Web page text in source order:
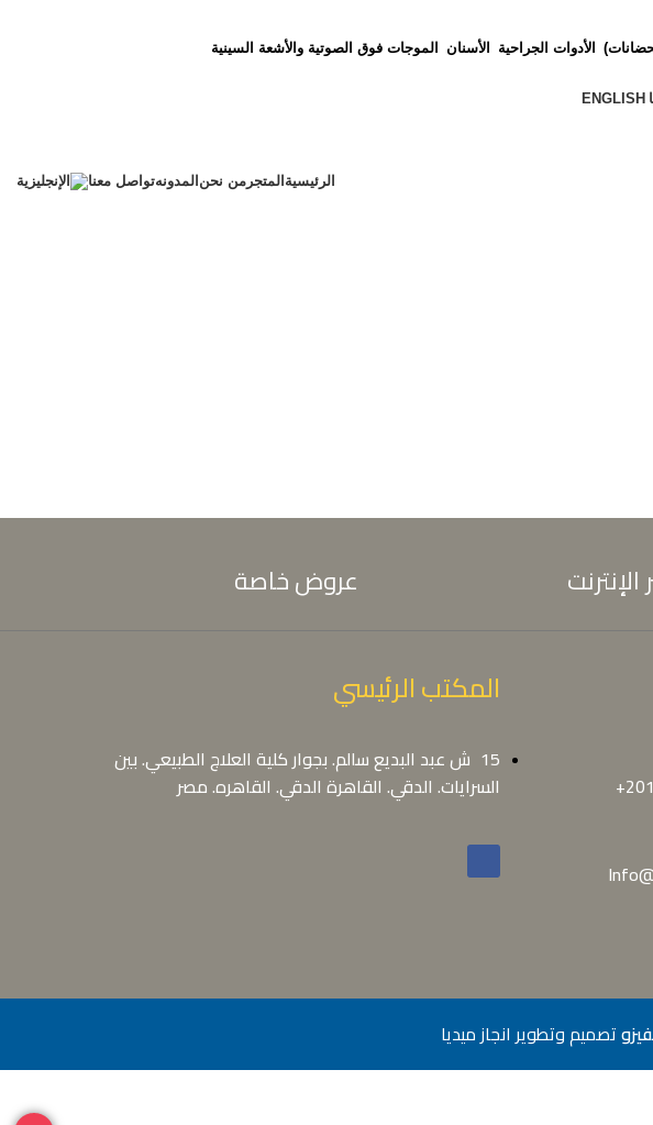
الأدوات الجراحية الأسنان الموجات فوق الصوتية والأشعة السينية
ENGLISH
الرئيسيةالمتجر من نحنالمدونهتواصل معنا
عروض خاصة
المكتب الرئيسي
15 ش عبد البديع سالم. بجوار كلية العلاج الطبيعي. بين
السرايات. الدقي. القاهرة الدقي. القاهره. مصر
تصميم وتطوير انجاز ميديا